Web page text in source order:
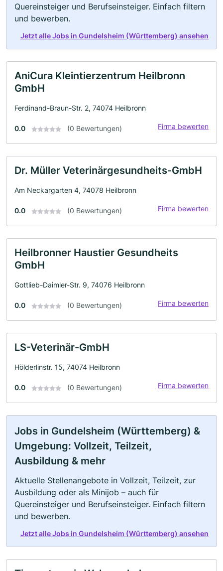
Quereinsteiger und Berufseinsteiger. Einfach filtern
und bewerben.
Jetzt alle Jobs in Gundelsheim (Württemberg) ansehen
AniCura Kleintierzentrum Heilbronn
GmbH
Ferdinand-Braun-Str. 2, 74074 Heilbronn
0.0 (0 Bewertungen) Firma bewerten
Dr. Müller Veterinärgesundheits-GmbH
Am Neckargarten 4, 74078 Heilbronn
0.0 (0 Bewertungen) Firma bewerten
Heilbronner Haustier Gesundheits
GmbH
Gottlieb-Daimler-Str. 9, 74076 Heilbronn
0.0 (0 Bewertungen) Firma bewerten
LS-Veterinär-GmbH
Hölderlinstr. 15, 74074 Heilbronn
0.0 (0 Bewertungen) Firma bewerten
Jobs in Gundelsheim (Württemberg) &
Umgebung: Vollzeit, Teilzeit,
Ausbildung & mehr
Aktuelle Stellenangebote in Vollzeit, Teilzeit, zur
Ausbildung oder als Minijob – auch für
Quereinsteiger und Berufseinsteiger. Einfach filtern
und bewerben.
Jetzt alle Jobs in Gundelsheim (Württemberg) ansehen